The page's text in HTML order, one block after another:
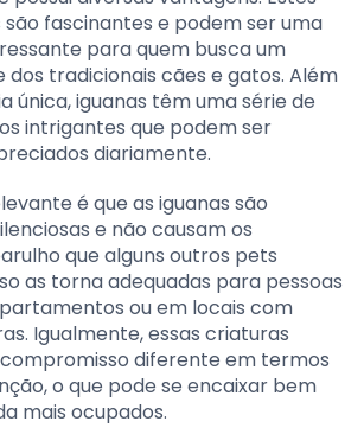
fascinantes e podem ser uma
para quem busca um
tradicionais cães e gatos. Além
única, iguanas têm uma série de
intrigantes que podem ser
diariamente.
é que as iguanas são
e não causam os
que alguns outros pets
as torna adequadas para pessoas
ou em locais com
Igualmente, essas criaturas
diferente em termos
o que pode se encaixar bem
mais ocupados.